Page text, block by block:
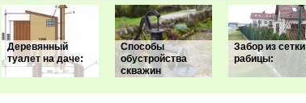
Деревянный
туалет на даче:
Способы
обустройства
скважин
Забор из сетки
рабицы: